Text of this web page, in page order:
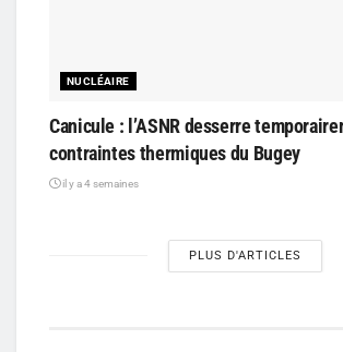
NUCLÉAIRE
Canicule : l’ASNR desserre
contraintes thermiques du Bugey
il y a 4 semaines
PLUS D'ARTICLES